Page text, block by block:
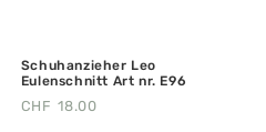
Schuhanzieher Leo
Eulenschnitt Art nr. E96
CHF 18.00